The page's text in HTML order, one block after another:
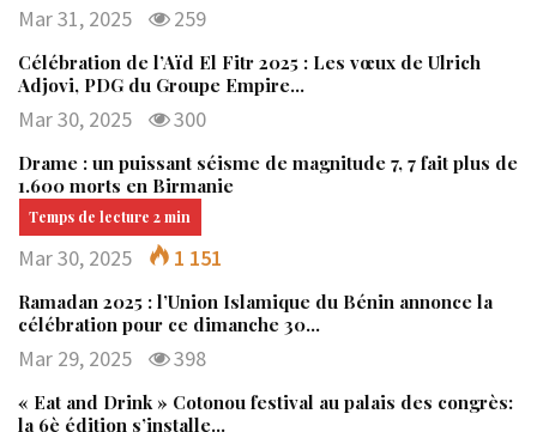
Mar 31, 2025 259
Célébration de l’Aïd El Fitr 2025 : Les vœux de Ulrich
Adjovi, PDG du Groupe Empire…
Mar 30, 2025 300
Drame : un puissant séisme de magnitude 7, 7 fait plus de
1.600 morts en Birmanie
Mar 30, 2025 1 151
Ramadan 2025 : l’Union Islamique du Bénin annonce la
célébration pour ce dimanche 30…
Mar 29, 2025 398
« Eat and Drink » Cotonou festival au palais des congrès:
la 6è édition s’installe…